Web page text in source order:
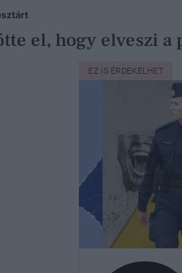
el, hogy elveszi a
EZ IS ÉRDEKELHET